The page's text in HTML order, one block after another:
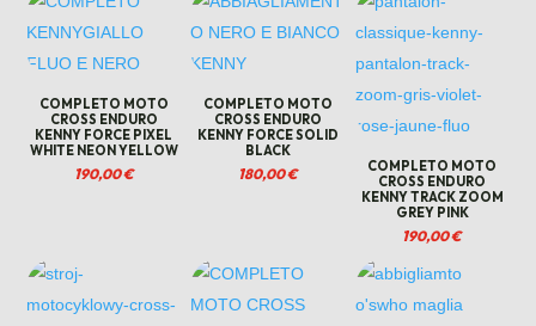
COMPLETO MOTO
CROSS ENDURO
KENNY FORCE PIXEL
WHITE NEON YELLOW
190,00€
COMPLETO MOTO
CROSS ENDURO
KENNY FORCE SOLID
BLACK
180,00€
COMPLETO MOTO
CROSS ENDURO
KENNY TRACK ZOOM
GREY PINK
190,00€